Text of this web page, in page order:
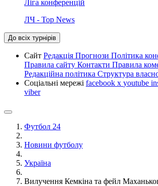
Ліга конференцій
ЛЧ - Top News
До всіх турнірів
Сайт Редакція Прогнози Політика
Правила сайту Контакти Правила
Редакційна політика Структура
Соціальні мережі facebook x youtube
viber
Футбол 24
Новини футболу
Україна
Вилучення Кемкіна та фейл